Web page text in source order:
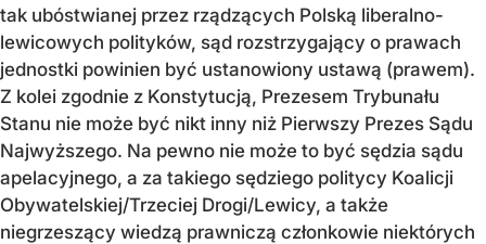
tak ubóstwianej przez rządzących Polską liberalno-
lewicowych polityków, sąd rozstrzygający o prawach
jednostki powinien być ustanowiony ustawą (prawem).
Z kolei zgodnie z Konstytucją, Prezesem Trybunału
Stanu nie może być nikt inny niż Pierwszy Prezes Sądu
Najwyższego. Na pewno nie może to być sędzia sądu
apelacyjnego, a za takiego sędziego politycy Koalicji
Obywatelskiej/Trzeciej Drogi/Lewicy, a także
niegrzeszący wiedzą prawniczą członkowie niektórych